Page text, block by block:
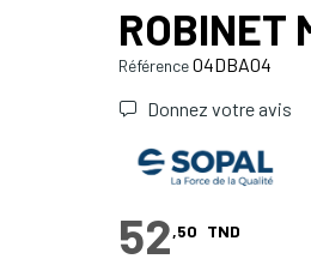
ROBINET
Référence04DBA04
Donnez votre avis
52,50 TND